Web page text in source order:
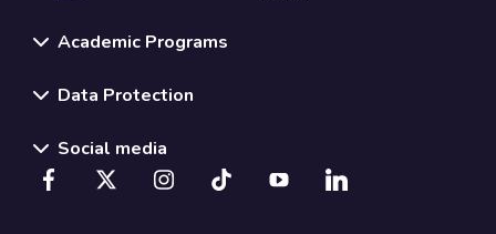
Academic Programs
Data Protection
Social media